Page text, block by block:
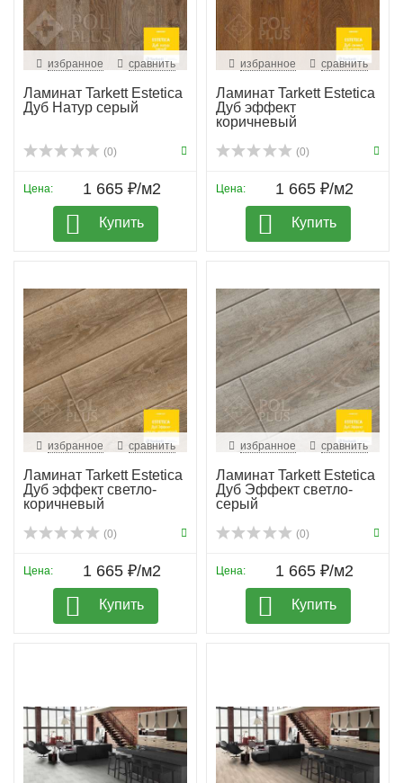
избранное сравнить
Ламинат Tarkett Estetica
Дуб Натур серый
(0)
Цена: 1 665 ₽/м2
Купить
избранное сравнить
Ламинат Tarkett Estetica
Дуб эффект
коричневый
(0)
Цена: 1 665 ₽/м2
Купить
избранное сравнить
Ламинат Tarkett Estetica
Дуб эффект светло-
коричневый
(0)
Цена: 1 665 ₽/м2
Купить
избранное сравнить
Ламинат Tarkett Estetica
Дуб Эффект светло-
серый
(0)
Цена: 1 665 ₽/м2
Купить